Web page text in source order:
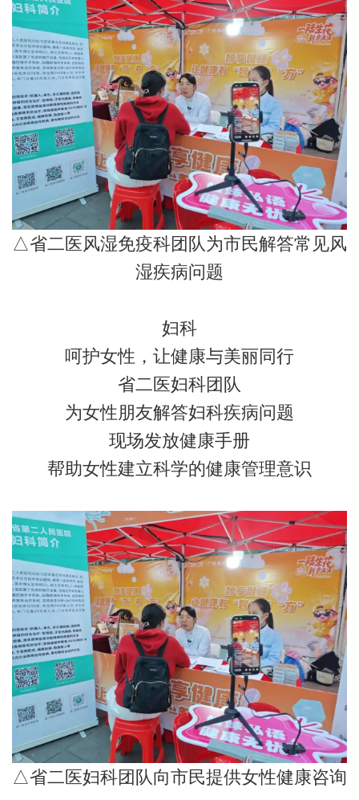
△省二医风湿免疫科团队为市民解答常见风
湿疾病问题
妇科
呵护女性，让健康与美丽同行
省二医妇科团队
为女性朋友解答妇科疾病问题
现场发放健康手册
帮助女性建立科学的健康管理意识
△省二医妇科团队向市民提供女性健康咨询